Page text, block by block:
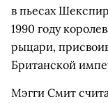
в пьесах
1990 году
рыцари,
Британской
Мэгги Смит